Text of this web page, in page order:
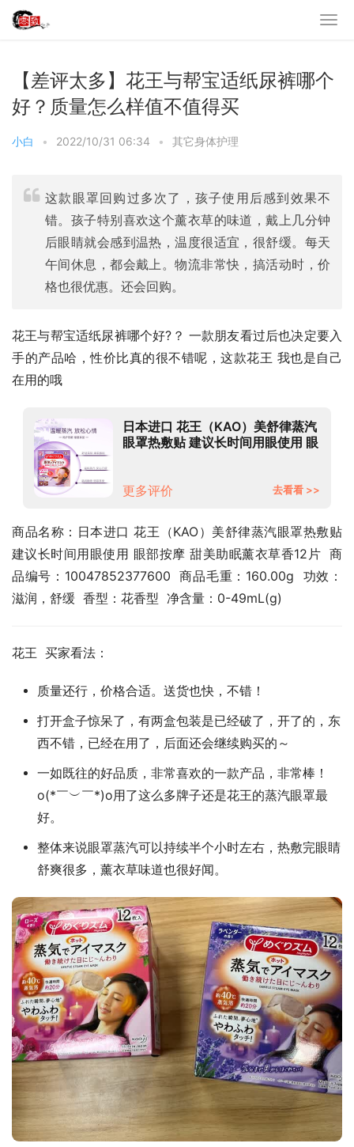
【差评太多】花王与帮宝适纸尿裤哪个
好？质量怎么样值不值得买
小白 • 2022/10/31 06:34 • 其它身体护理
这款眼罩回购过多次了，孩子使用后感到效果不
错。孩子特别喜欢这个薰衣草的味道，戴上几分钟
后眼睛就会感到温热，温度很适宜，很舒缓。每天
午间休息，都会戴上。物流非常快，搞活动时，价
格也很优惠。还会回购。
花王与帮宝适纸尿裤哪个好?？ 一款朋友看过后也决定要入
手的产品哈，性价比真的很不错呢，这款花王 我也是自己
在用的哦
日本进口 花王（KAO）美舒律蒸汽
眼罩热敷贴 建议长时间用眼使用 眼
更多评价 去看看 >>
商品名称：日本进口 花王（KAO）美舒律蒸汽眼罩热敷贴
建议长时间用眼使用 眼部按摩 甜美助眠薰衣草香12片  商
品编号：10047852377600  商品毛重：160.00g  功效：
滋润，舒缓  香型：花香型  净含量：0-49mL(g)
花王  买家看法：
质量还行，价格合适。送货也快，不错！
打开盒子惊呆了，有两盒包装是已经破了，开了的，东
西不错，已经在用了，后面还会继续购买的～
一如既往的好品质，非常喜欢的一款产品，非常棒！
o(*￣︶￣*)o用了这么多牌子还是花王的蒸汽眼罩最
好。
整体来说眼罩蒸汽可以持续半个小时左右，热敷完眼睛
舒爽很多，薰衣草味道也很好闻。